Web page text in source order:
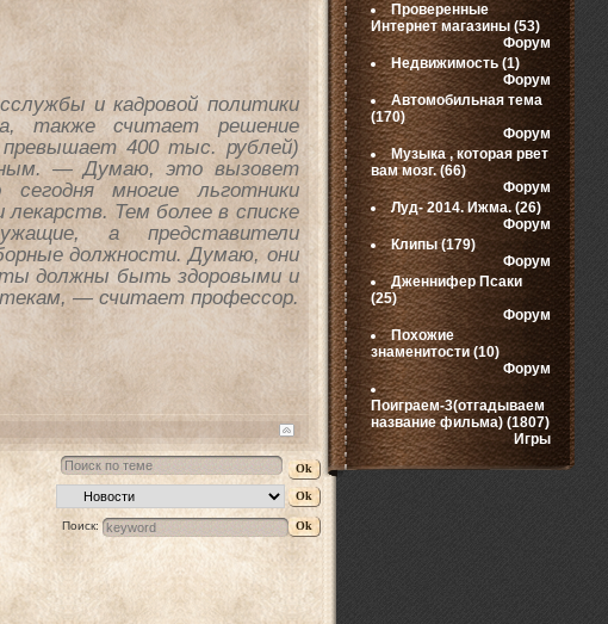
и кадровой политики
также считает решение
400 тыс. рублей)
— Думаю, это вызовет
многие льготники
Тем более в списке
а представители
должности. Думаю, они
должны быть здоровыми и
— считает профессор.
Поиск:
Проверенные
Интернет магазины (53)
Форум
Недвижимость (1)
Форум
Автомобильная тема
(170)
Форум
Музыка , которая рвет
вам мозг. (66)
Форум
Луд- 2014. Ижма. (26)
Форум
Клипы (179)
Форум
Дженнифер Псаки
(25)
Форум
Похожие
знаменитости (10)
Форум
Поиграем-3(отгадываем
название фильма) (1807)
Игры